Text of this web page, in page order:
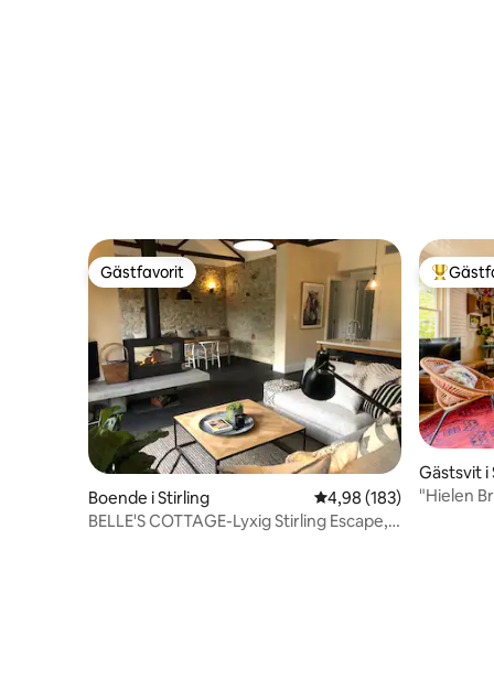
Gästfavorit
Gästfavorit
Boende i Stirling 4,98 av 5 i
4,98 (183)
BELLE'S COTTAGE-Lyxig Stirling Escape,
Gästsvit i
"Hielen